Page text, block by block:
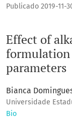
Effect of
formulation
parameters
Publicado 2019-11-
Bianca
Universidade
Bio